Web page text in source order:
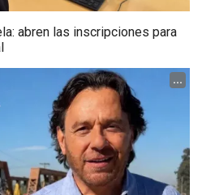
abren las inscripciones para
...